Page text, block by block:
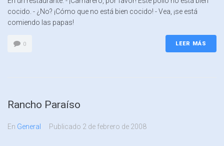
cocido. - ¿No? ¡Cómo que no está bien cocido! - Vea, ¡se está
comiendo las papas!
0 LEER MÁS
Rancho Paraíso
En General Publicado 2 de febrero de 2008